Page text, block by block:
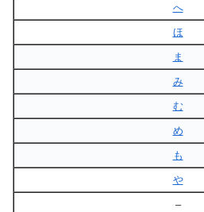
へ
ほ
ま
み
む
め
も
や
–